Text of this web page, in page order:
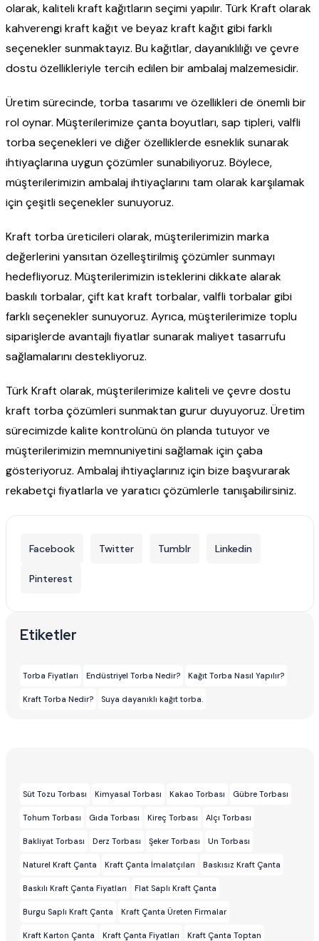
olarak, kaliteli kraft kağıtların seçimi yapılır. Türk Kraft olarak
kahverengi kraft kağıt ve beyaz kraft kağıt gibi farklı
seçenekler sunmaktayız. Bu kağıtlar, dayanıklılığı ve çevre
dostu özellikleriyle tercih edilen bir ambalaj malzemesidir.
Üretim sürecinde, torba tasarımı ve özellikleri de önemli bir
rol oynar. Müşterilerimize çanta boyutları, sap tipleri, valfli
torba seçenekleri ve diğer özelliklerde esneklik sunarak
ihtiyaçlarına uygun çözümler sunabiliyoruz. Böylece,
müşterilerimizin ambalaj ihtiyaçlarını tam olarak karşılamak
için çeşitli seçenekler sunuyoruz.
Kraft torba üreticileri olarak, müşterilerimizin marka
değerlerini yansıtan özelleştirilmiş çözümler sunmayı
hedefliyoruz. Müşterilerimizin isteklerini dikkate alarak
baskılı torbalar, çift kat kraft torbalar, valfli torbalar gibi
farklı seçenekler sunuyoruz. Ayrıca, müşterilerimize toplu
siparişlerde avantajlı fiyatlar sunarak maliyet tasarrufu
sağlamalarını destekliyoruz.
Türk Kraft olarak, müşterilerimize kaliteli ve çevre dostu
kraft torba çözümleri sunmaktan gurur duyuyoruz. Üretim
sürecimizde kalite kontrolünü ön planda tutuyor ve
müşterilerimizin memnuniyetini sağlamak için çaba
gösteriyoruz. Ambalaj ihtiyaçlarınız için bize başvurarak
rekabetçi fiyatlarla ve yaratıcı çözümlerle tanışabilirsiniz.
Facebook Twitter Tumblr Linkedin
Pinterest
Etiketler
Torba Fiyatları Endüstriyel Torba Nedir? Kağıt Torba Nasıl Yapılır?
Kraft Torba Nedir? Suya dayanıklı kağıt torba.
Süt Tozu Torbası Kimyasal Torbası Kakao Torbası Gübre Torbası
Tohum Torbası Gıda Torbası Kireç Torbası Alçı Torbası
Bakliyat Torbası Derz Torbası Şeker Torbası Un Torbası
Naturel Kraft Çanta Kraft Çanta İmalatçıları Baskısız Kraft Çanta
Baskılı Kraft Çanta Fiyatları Flat Saplı Kraft Çanta
Burgu Saplı Kraft Çanta Kraft Çanta Üreten Firmalar
Kraft Karton Çanta Kraft Çanta Fiyatları Kraft Çanta Toptan